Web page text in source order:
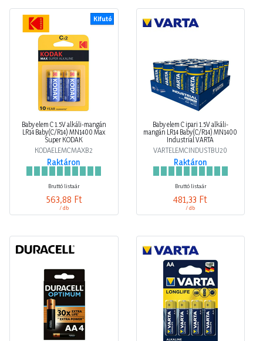
Kifutó
Baby elem C 1.5V alkáli-mangán
LR14 Baby(C/R14) MN1400 Max
Super KODAK
KODAELEMCMAXB2
Raktáron
Bruttó listaár
563,88 Ft
/ db
Baby elem C ipari 1.5V alkáli-
mangán LR14 Baby(C/R14) MN1400
Industrial VARTA
VARTELEMCINDUSTBU20
Raktáron
Bruttó listaár
481,33 Ft
/ db